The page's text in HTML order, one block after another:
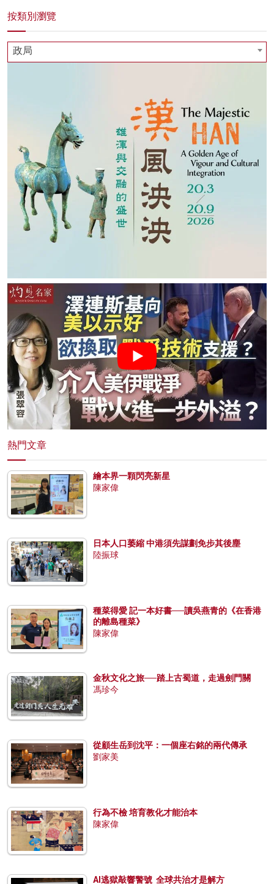
按類別瀏覽
政局
熱門文章
繪本界一顆閃亮新星
陳家偉
日本人口萎縮 中港須先謀劃免步其後塵
陸振球
種菜得愛 記一本好書──讀吳燕青的《在香港
的離島種菜》
陳家偉
金秋文化之旅──踏上古蜀道，走過劍門關
馮珍今
從顧生岳到沈平：一個座右銘的兩代傳承
劉家美
行為不檢 培育教化才能治本
陳家偉
AI逃獄敲響警號 全球共治才是解方